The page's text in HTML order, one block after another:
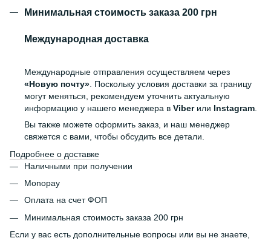
Минимальная стоимость заказа 200 грн
Международная доставка
Международные отправления осуществляем через
«Новую почту» . Поскольку условия доставки за границу
могут меняться, рекомендуем уточнить актуальную
информацию у нашего менеджера в Viberили Instagram
Вы также можете оформить заказ, и наш менеджер
свяжется с вами, чтобы обсудить все детали.
Подробнее о доставке
Наличными при получении
Monopay
Оплата на счет ФОП
Минимальная стоимость заказа 200 грн
Если у вас есть дополнительные вопросы или вы не знаете,